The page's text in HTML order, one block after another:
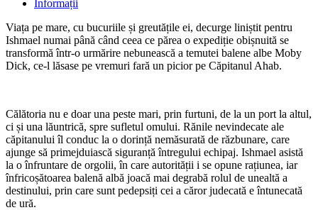
Informații
Viața pe mare, cu bucuriile și greutățile ei, decurge liniștit pentru
Ishmael numai până când ceea ce părea o expediție obișnuită se
transformă într-o urmărire nebunească a temutei balene albe Moby
Dick, ce-l lăsase pe vremuri fară un picior pe Căpitanul Ahab.
Călătoria nu e doar una peste mari, prin furtuni, de la un port la altul,
ci și una lăuntrică, spre sufletul omului. Rănile nevindecate ale
căpitanului îl conduc la o dorință nemăsurată de răzbunare, care
ajunge să primejduiască siguranță întregului echipaj. Ishmael asistă
la o înfruntare de orgolii, în care autorității i se opune rațiunea, iar
înfricoșătoarea balenă albă joacă mai degrabă rolul de unealtă a
destinului, prin care sunt pedepsiți cei a căror judecată e întunecată
de ură.